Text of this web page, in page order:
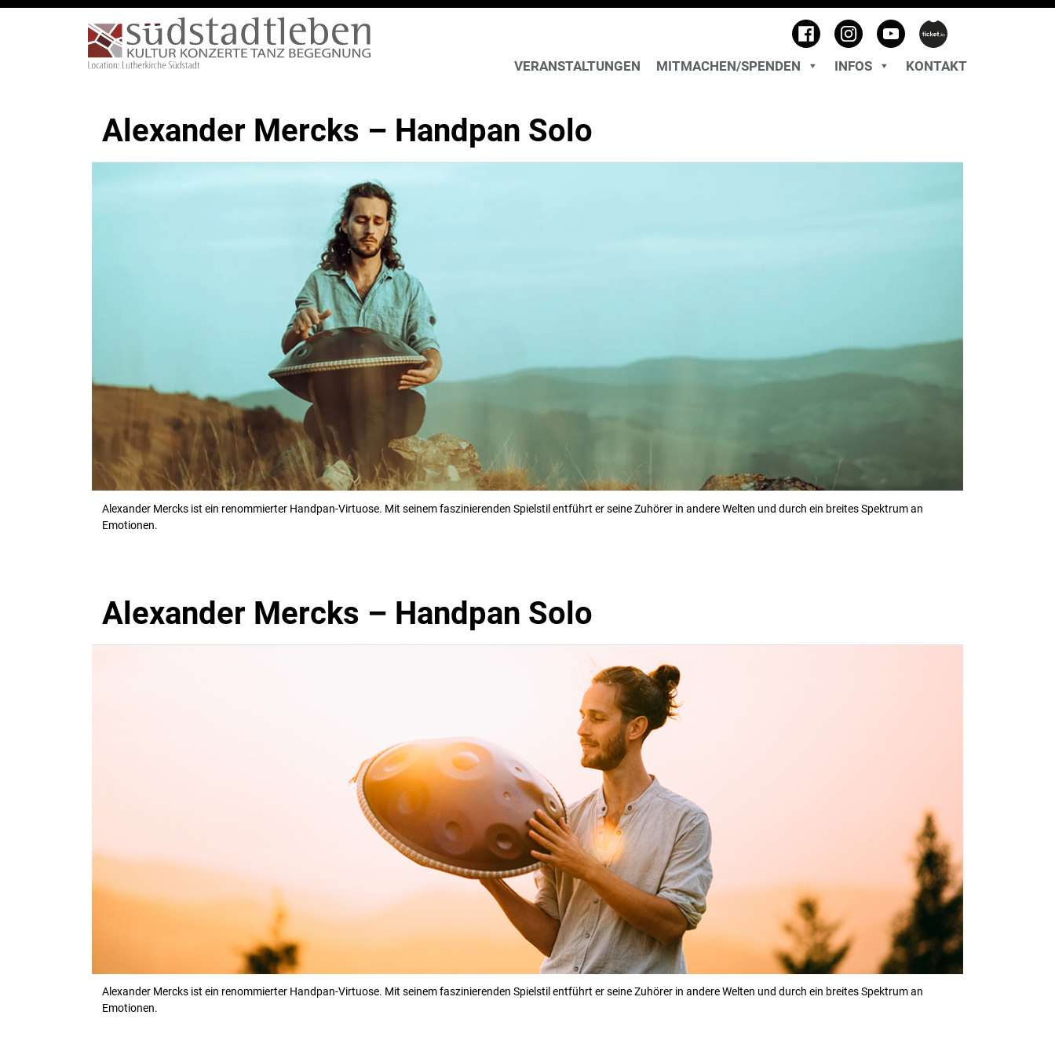
VERANSTALTUNGEN MITMACHEN/SPENDEN INFOS KONTAKT
Alexander Mercks – Handpan Solo
Alexander Mercks ist ein renommierter Handpan-Virtuose. Mit seinem faszinierenden Spielstil entführt er seine Zuhörer in andere Welten und durch ein breites Spektrum an
Emotionen.
Alexander Mercks – Handpan Solo
Alexander Mercks ist ein renommierter Handpan-Virtuose. Mit seinem faszinierenden Spielstil entführt er seine Zuhörer in andere Welten und durch ein breites Spektrum an
Emotionen.